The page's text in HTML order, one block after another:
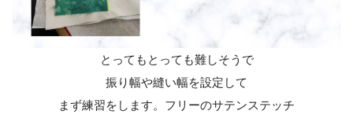
とってもとっても難しそうで
振り幅や縫い幅を設定して
まず練習をします。フリーのサテンステッチ